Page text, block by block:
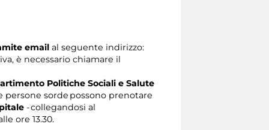
email al seguente indirizzo:
è necessario chiamare il
Politiche Sociali e Salute
persone sorde possono prenotare
- collegandosi al
ore 13.30.